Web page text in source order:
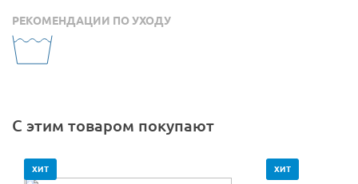
РЕКОМЕНДАЦИИ ПО УХОДУ
С этим товаром покупают
ХИТ ХИТ